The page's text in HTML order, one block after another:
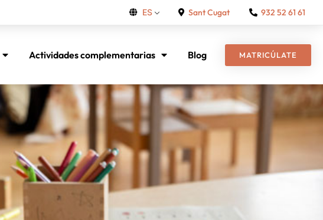
ES Sant Cugat 932 52 61 61
Actividades complementarias Blog MATRICÚLATE